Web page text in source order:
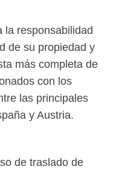
la responsabilidad
de su propiedad y
más completa de
con los
las principales
y Austria.
de traslado de